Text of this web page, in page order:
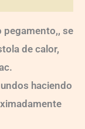
pegamento,, se
de calor,
haciendo